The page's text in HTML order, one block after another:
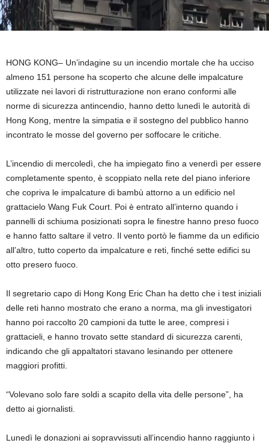
HONG KONG– Un’indagine su un incendio mortale che ha ucciso
almeno 151 persone ha scoperto che alcune delle impalcature
utilizzate nei lavori di ristrutturazione non erano conformi alle
norme di sicurezza antincendio, hanno detto lunedì le autorità di
Hong Kong, mentre la simpatia e il sostegno del pubblico hanno
incontrato le mosse del governo per soffocare le critiche.
L’incendio di mercoledì, che ha impiegato fino a venerdì per essere
completamente spento, è scoppiato nella rete del piano inferiore
che copriva le impalcature di bambù attorno a un edificio nel
grattacielo Wang Fuk Court. Poi è entrato all’interno quando i
pannelli di schiuma posizionati sopra le finestre hanno preso fuoco
e hanno fatto saltare il vetro. Il vento portò le fiamme da un edificio
all’altro, tutto coperto da impalcature e reti, finché sette edifici su
otto presero fuoco.
Il segretario capo di Hong Kong Eric Chan ha detto che i test iniziali
delle reti hanno mostrato che erano a norma, ma gli investigatori
hanno poi raccolto 20 campioni da tutte le aree, compresi i
grattacieli, e hanno trovato sette standard di sicurezza carenti,
indicando che gli appaltatori stavano lesinando per ottenere
maggiori profitti.
“Volevano solo fare soldi a scapito della vita delle persone”, ha
detto ai giornalisti.
Lunedì le donazioni ai sopravvissuti all’incendio hanno raggiunto i